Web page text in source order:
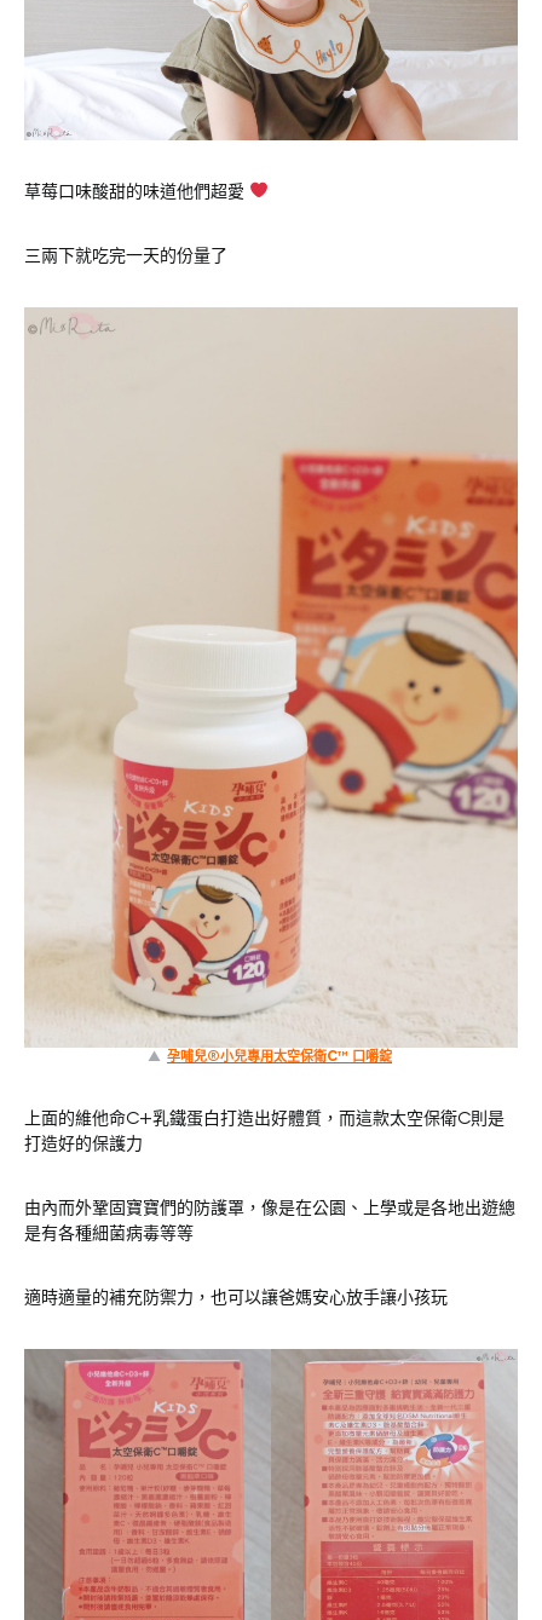
草莓口味酸甜的味道他們超愛
三兩下就吃完一天的份量了
▲ 孕哺兒®小兒專用太空保衛C™ 口嚼錠
上面的維他命C+乳鐵蛋白打造出好體質，而這款太空保衛C則是
打造好的保護力
由內而外鞏固寶寶們的防護罩，像是在公園、上學或是各地出遊總
是有各種細菌病毒等等
適時適量的補充防禦力，也可以讓爸媽安心放手讓小孩玩